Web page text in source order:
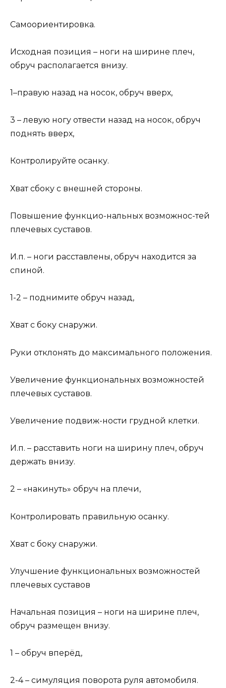
Самоориентировка.
Исходная позиция – ноги на ширине плеч,
обруч располагается внизу.
1–правую назад на носок, обруч вверх,
3 – левую ногу отвести назад на носок, обруч
поднять вверх,
Контролируйте осанку.
Хват сбоку с внешней стороны.
Повышение функцио-нальных возможнос-тей
плечевых суставов.
И.п. – ноги расставлены, обруч находится за
спиной.
1-2 – поднимите обруч назад,
Хват с боку снаружи.
Руки отклонять до максимального положения.
Увеличение функциональных возможностей
плечевых суставов.
Увеличение подвиж-ности грудной клетки.
И.п. – расставить ноги на ширину плеч, обруч
держать внизу.
2 – «накинуть» обруч на плечи,
Контролировать правильную осанку.
Хват с боку снаружи.
Улучшение функциональных возможностей
плечевых суставов
Начальная позиция – ноги на ширине плеч,
обруч размещен внизу.
1 – обруч вперёд,
2-4 – симуляция поворота руля автомобиля.